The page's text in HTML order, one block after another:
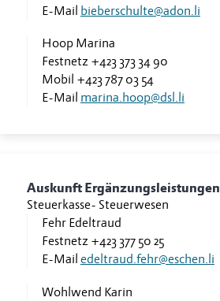
E-Mail bieberschulte@adon.li
Hoop Marina
Festnetz +423 373 34 90
Mobil +423 787 03 54
E-Mail marina.hoop@dsl.li
Auskunft Ergänzungsleistungen
Steuerkasse- Steuerwesen
Fehr Edeltraud
Festnetz +423 377 50 25
E-Mail edeltraud.fehr@eschen.li
Wohlwend Karin